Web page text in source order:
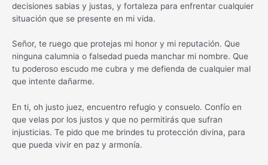
decisiones sabias y justas, y fortaleza para enfrentar cualquier
situación que se presente en mi vida.
Señor, te ruego que protejas mi honor y mi reputación. Que
ninguna calumnia o falsedad pueda manchar mi nombre. Que
tu poderoso escudo me cubra y me defienda de cualquier mal
que intente dañarme.
En ti, oh justo juez, encuentro refugio y consuelo. Confío en
que velas por los justos y que no permitirás que sufran
injusticias. Te pido que me brindes tu protección divina, para
que pueda vivir en paz y armonía.